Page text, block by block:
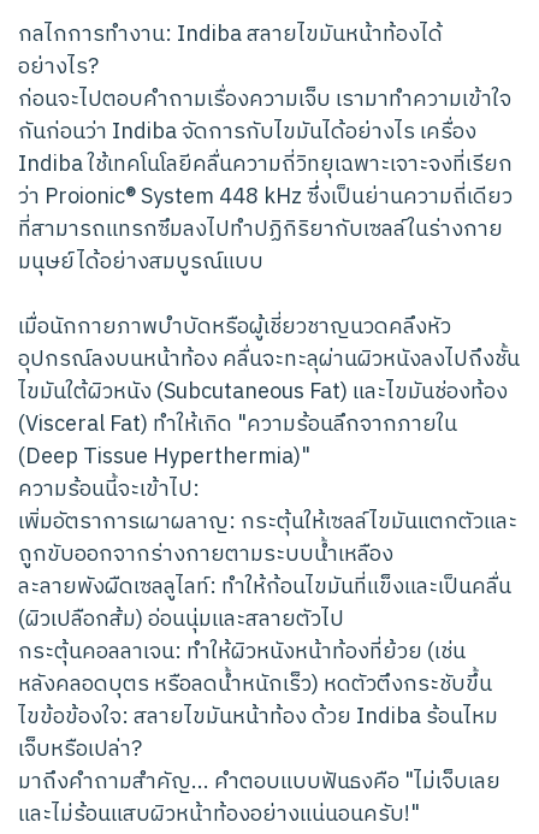
กลไกการทำงาน: Indiba สลายไขมันหน้าท้องได้
อย่างไร?
ก่อนจะไปตอบคำถามเรื่องความเจ็บ เรามาทำความเข้าใจ
กันก่อนว่า Indiba จัดการกับไขมันได้อย่างไร เครื่อง
Indiba ใช้เทคโนโลยีคลื่นความถี่วิทยุเฉพาะเจาะจงที่เรียก
ว่า Proionic® System 448 kHz ซึ่งเป็นย่านความถี่เดียว
ที่สามารถแทรกซึมลงไปทำปฏิกิริยากับเซลล์ในร่างกาย
มนุษย์ได้อย่างสมบูรณ์แบบ
เมื่อนักกายภาพบำบัดหรือผู้เชี่ยวชาญนวดคลึงหัว
อุปกรณ์ลงบนหน้าท้อง คลื่นจะทะลุผ่านผิวหนังลงไปถึงชั้น
ไขมันใต้ผิวหนัง (Subcutaneous Fat) และไขมันช่องท้อง
(Visceral Fat) ทำให้เกิด "ความร้อนลึกจากภายใน
(Deep Tissue Hyperthermia)"
ความร้อนนี้จะเข้าไป:
เพิ่มอัตราการเผาผลาญ: กระตุ้นให้เซลล์ไขมันแตกตัวและ
ถูกขับออกจากร่างกายตามระบบน้ำเหลือง
ละลายพังผืดเซลลูไลท์: ทำให้ก้อนไขมันที่แข็งและเป็นคลื่น
(ผิวเปลือกส้ม) อ่อนนุ่มและสลายตัวไป
กระตุ้นคอลลาเจน: ทำให้ผิวหนังหน้าท้องที่ย้วย (เช่น
หลังคลอดบุตร หรือลดน้ำหนักเร็ว) หดตัวตึงกระชับขึ้น
ไขข้อข้องใจ: สลายไขมันหน้าท้อง ด้วย Indiba ร้อนไหม
เจ็บหรือเปล่า?
มาถึงคำถามสำคัญ... คำตอบแบบฟันธงคือ "ไม่เจ็บเลย
และไม่ร้อนแสบผิวหน้าท้องอย่างแน่นอนครับ!"